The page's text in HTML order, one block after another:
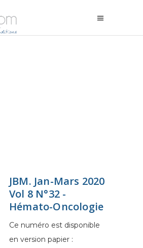
JBM. Jan-Mars 2020
Vol 8 N°32 -
Hémato-Oncologie
Ce numéro est disponible
en version papier :